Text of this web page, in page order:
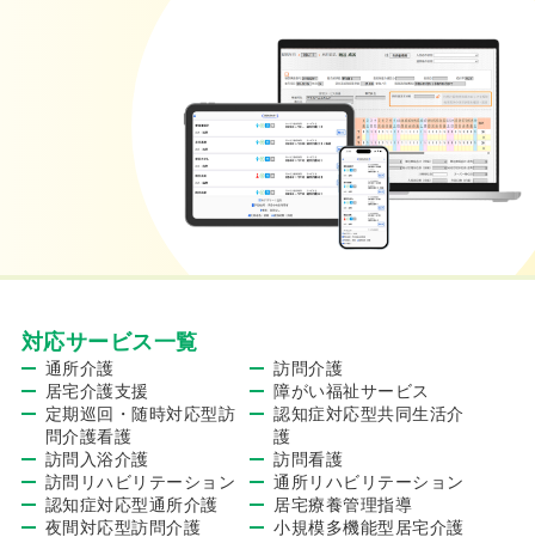
対応サービス一覧
通所介護
訪問介護
居宅介護支援
障がい福祉サービス
定期巡回・随時対応型訪
問介護看護
認知症対応型共同生活介
護
訪問入浴介護
訪問看護
訪問リハビリテーション
通所リハビリテーション
認知症対応型通所介護
居宅療養管理指導
夜間対応型訪問介護
小規模多機能型居宅介護